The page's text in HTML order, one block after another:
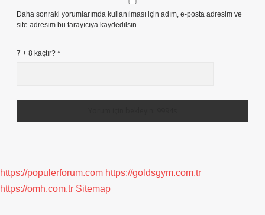
Daha sonraki yorumlarımda kullanılması için adım, e-posta adresim ve
site adresim bu tarayıcıya kaydedilsin.
7 + 8 kaçtır? *
https://populerforum.com https://goldsgym.com.tr
https://omh.com.tr Sitemap